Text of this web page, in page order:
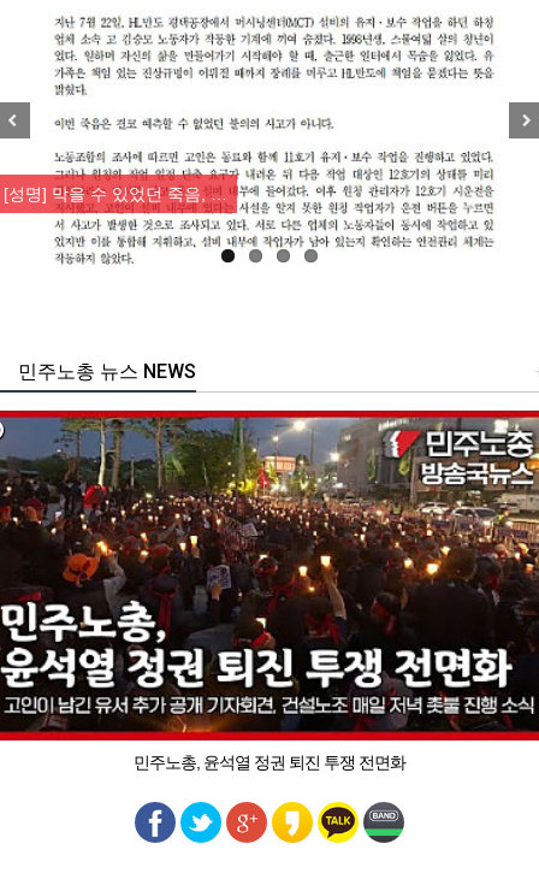
[산별소식] 건설산업연맹 플랜트건…
주노총 뉴스 NEWS
민주노총, 윤석열 정권 퇴진 투쟁 전면화